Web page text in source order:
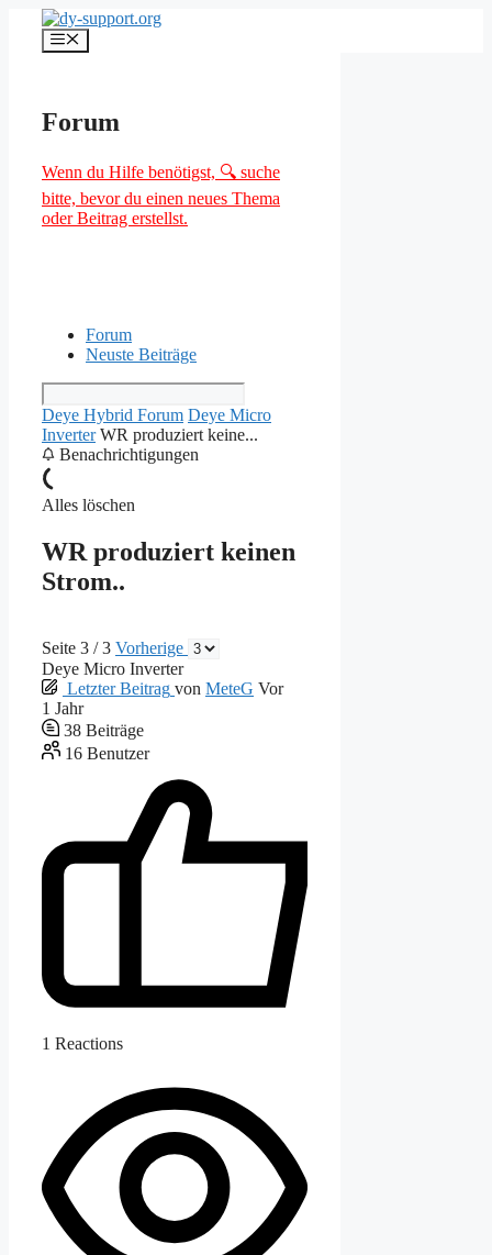
Inhalt
springen
Menü
Forum
Wenn du Hilfe benötigst, 🔍 suche
bitte, bevor du einen neues Thema
oder Beitrag erstellst.
Forum
Neuste Beiträge
Deye Hybrid Forum Deye Micro
Inverter WR produziert keine...
Benachrichtigungen
Alles löschen
WR produziert keinen
Strom..
Seite 3 / 3 Vorherige
Deye Micro Inverter
Letzter Beitrag von MeteG Vor
1 Jahr
38 Beiträge
16 Benutzer
1 Reactions